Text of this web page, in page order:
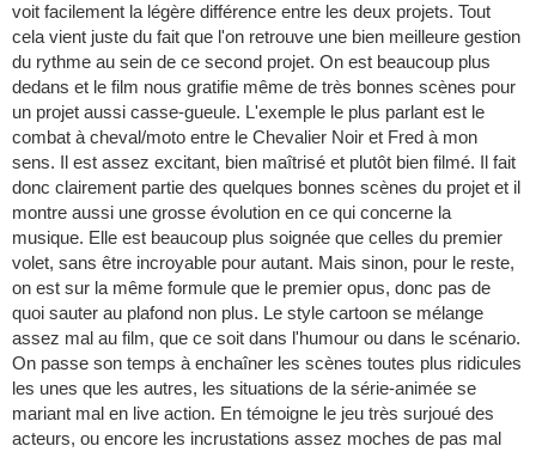
voit facilement la légère différence entre les deux projets. Tout
cela vient juste du fait que l'on retrouve une bien meilleure gestion
du rythme au sein de ce second projet. On est beaucoup plus
dedans et le film nous gratifie même de très bonnes scènes pour
un projet aussi casse-gueule. L'exemple le plus parlant est le
combat à cheval/moto entre le Chevalier Noir et Fred à mon
sens. Il est assez excitant, bien maîtrisé et plutôt bien filmé. Il fait
donc clairement partie des quelques bonnes scènes du projet et il
montre aussi une grosse évolution en ce qui concerne la
musique. Elle est beaucoup plus soignée que celles du premier
volet, sans être incroyable pour autant. Mais sinon, pour le reste,
on est sur la même formule que le premier opus, donc pas de
quoi sauter au plafond non plus. Le style cartoon se mélange
assez mal au film, que ce soit dans l'humour ou dans le scénario.
On passe son temps à enchaîner les scènes toutes plus ridicules
les unes que les autres, les situations de la série-animée se
mariant mal en live action. En témoigne le jeu très surjoué des
acteurs, ou encore les incrustations assez moches de pas mal